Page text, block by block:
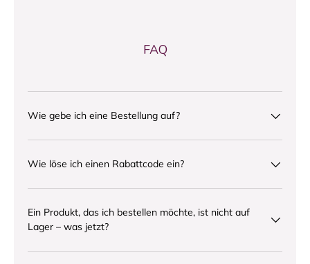
FAQ
Wie gebe ich eine Bestellung auf?
Wie löse ich einen Rabattcode ein?
Ein Produkt, das ich bestellen möchte, ist nicht auf
Lager – was jetzt?